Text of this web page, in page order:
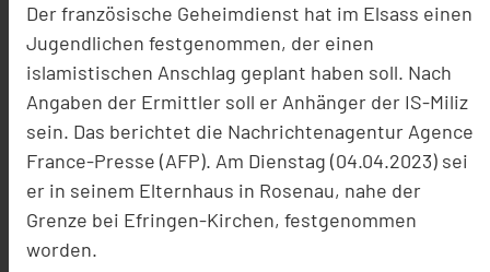
Der französische Geheimdienst hat im Elsass einen
Jugendlichen festgenommen, der einen
islamistischen Anschlag geplant haben soll. Nach
Angaben der Ermittler soll er Anhänger der IS-Miliz
sein. Das berichtet die Nachrichtenagentur Agence
France-Presse (AFP). Am Dienstag (04.04.2023) sei
er in seinem Elternhaus in Rosenau, nahe der
Grenze bei Efringen-Kirchen, festgenommen
worden.